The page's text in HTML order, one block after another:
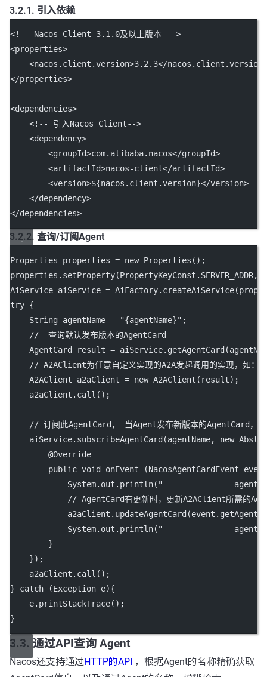
3.2.1. 引入依赖
<!-- Nacos Client 3.1.0及以上版本 -->
<properties>
    <
nacos.client.version>3.2.3</nacos.client.version
</properties>
<dependencies>
<!-- 引入Nacos Client-->
    <
dependency>
        <
groupId>com.alibaba.nacos</groupId>
        <
artifactId>nacos-client</artifactId>
        <
version>${nacos.client.version}</version>
    </
dependency>
</dependencies>
3.2.2. 查询/订阅Agent
Properties properties = new Properties ();
properties. setProperty(PropertyKeyConst.SERVER_ADDR,
AiService aiService = AiFactory. createAiService
try {
    String agentName
= "{agentName}" ;
//  查询默认发布版本的AgentCard
    AgentCard result
= aiService. getAgentCard
// A2AClient为任意自定义实现的A2A发起调用的实现，如
    A2AClient a2aClient
= new A2AClient (result);
    a2aClient.
call ();
// 订阅此AgentCard， 当Agent发布新版本的AgentCard，或
    aiService.
subscribeAgentCard (agentName, new
        @
Override
public void onEvent (NacosAgentCardEvent event
            System.out.
println( "---------------agent
// AgentCard有更新时，更新A2AClient所需的
            a2aClient.
updateAgentCard (event.
            System.out.
println( "---------------agent
        }
    });
    a2aClient.
call ();
} catch (Exception e){
    e.
printStackTrace();
}
3.3. 通过API查询 Agent
Nacos还支持通过HTTP的API ，根据Agent的名称精确获取